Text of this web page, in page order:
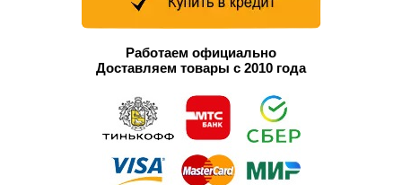
Работаем официально
Доставляем товары с 2010 года